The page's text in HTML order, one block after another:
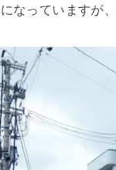
なっていますが